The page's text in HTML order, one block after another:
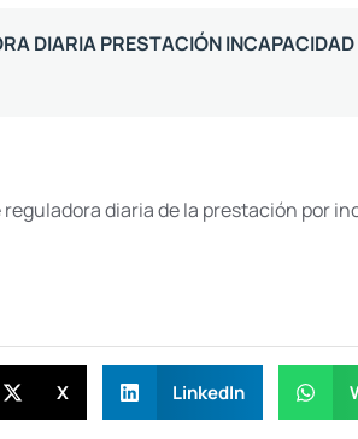
DIARIA PRESTACIÓN
diaria de la prestación por
X LinkedIn